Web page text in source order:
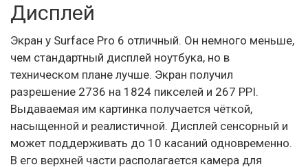
Дисплей
Экран у Surface Pro 6 отличный. Он немного меньше,
чем стандартный дисплей ноутбука, но в
техническом плане лучше. Экран получил
разрешение 2736 на 1824 пикселей и 267 PPI.
Выдаваемая им картинка получается чёткой,
насыщенной и реалистичной. Дисплей сенсорный и
может поддерживать до 10 касаний одновременно.
В его верхней части располагается камера для